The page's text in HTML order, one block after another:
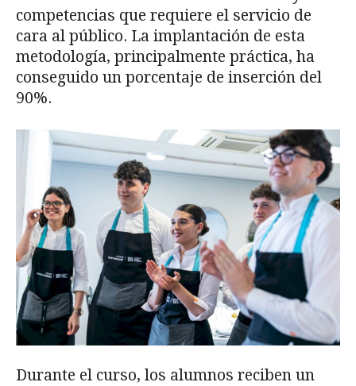
competencias que requiere el servicio de
cara al público. La implantación de esta
metodología, principalmente práctica, ha
conseguido un porcentaje de inserción del
90%.
Durante el curso, los alumnos reciben un